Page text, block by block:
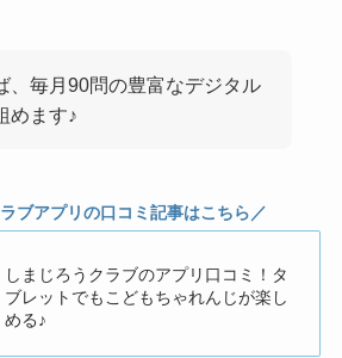
、毎月90問の豊富なデジタル
めます♪
ブアプリの口コミ記事はこちら／
しまじろうクラブのアプリ口コミ！タ
ブレットでもこどもちゃれんじが楽し
める♪